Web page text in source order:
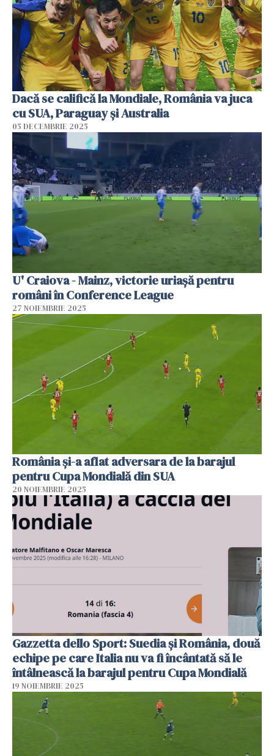
Dacă se califică la Mondiale, România va juca
cu SUA, Paraguay şi Australia
05 DECEMBRIE 2025
U' Craiova - Mainz, victorie uriașă pentru
români în Conference League
27 NOIEMBRIE 2025
România și-a aflat adversara de la barajul
pentru Cupa Mondială din SUA
20 NOIEMBRIE 2025
Gazzetta dello Sport: Suedia şi România, două
echipe pe care Italia nu va fi încântată să le
întâlnească la barajul pentru Cupa Mondială
19 NOIEMBRIE 2025